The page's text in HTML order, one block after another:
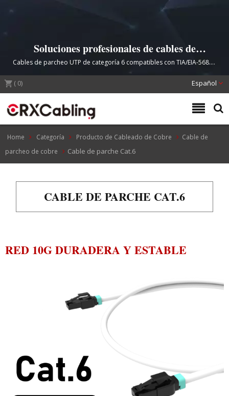
Soluciones profesionales de cables de
parcheo Cat.6 para redes de alto
rendimiento.
Cables de parcheo UTP de categoría 6 compatibles con TIA/EIA-568.2-
D con rendimiento de 250MHz y construcción de cobre puro al 100%.
( 0) Español
Home Categoría Producto de Cableado de Cobre
Cable de
parcheo de cobre
Cable de parche Cat.6
CABLE DE PARCHE CAT.6
RED 10G DURADERA Y ESTABLE